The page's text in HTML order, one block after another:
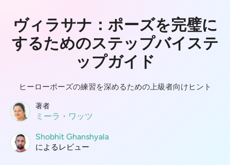
ヴィラサナ：ポーズを完璧に
するためのステップバイステ
ップガイド
ヒーローポーズの練習を深めるための上級者向けヒント
著者
ミーラ・ワッツ
Shobhit Ghanshyala
によるレビュー